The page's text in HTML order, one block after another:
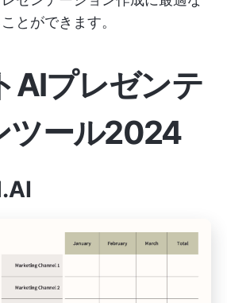
とができます。
AIプレゼンテ
ツール2024